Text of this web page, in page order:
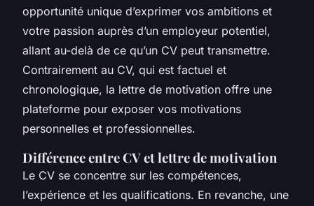
opportunité unique d’exprimer vos ambitions et
votre passion auprès d’un employeur potentiel,
allant au-delà de ce qu’un CV peut transmettre.
Contrairement au CV, qui est factuel et
chronologique, la lettre de motivation offre une
plateforme pour exposer vos motivations
personnelles et professionnelles.
Différence entre CV et lettre de motivation
Le CV se concentre sur les compétences,
l’expérience et les qualifications. En revanche, une